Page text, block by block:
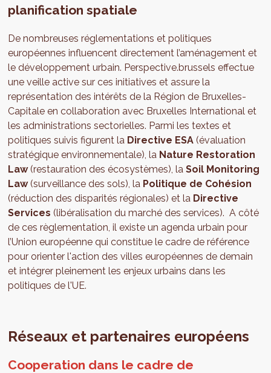
planification spatiale
De nombreuses réglementations et politiques
européennes influencent directement l’aménagement et
le développement urbain. Perspective.brussels effectue
une veille active sur ces initiatives et assure la
représentation des intérêts de la Région de Bruxelles-
Capitale en collaboration avec Bruxelles International et
les administrations sectorielles. Parmi les textes et
politiques suivis figurent la Directive ESA (évaluation
stratégique environnementale), la Nature Restoration
Law(restauration des écosystèmes), laSoil Monitoring
Law(surveillance des sols), la Politique de Cohésion
(réduction des disparités régionales) et la Directive
Services (libéralisation du marché des services). A côté
de ces règlementation, il existe un agenda urbain pour
l’Union européenne qui constitue le cadre de référence
pour orienter l'action des villes européennes de demain
et intégrer pleinement les enjeux urbains dans les
politiques de l'UE.
Réseaux et partenaires européens
Cooperation dans le cadre de